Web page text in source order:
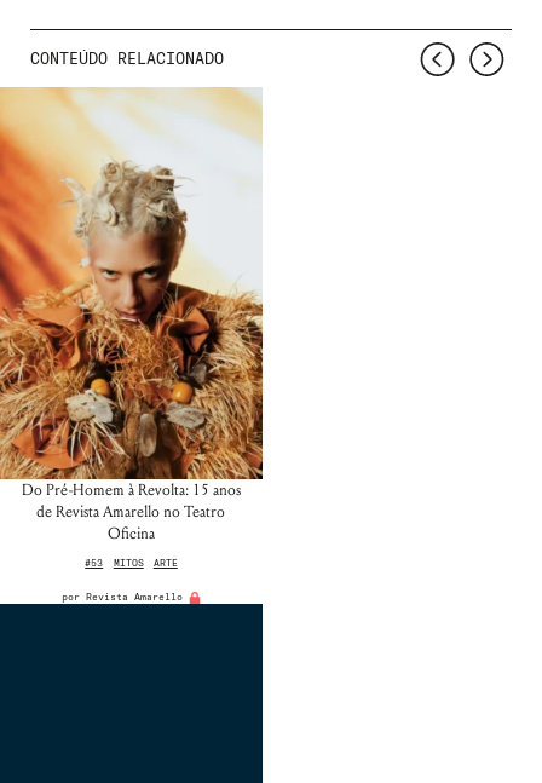
CONTEÚDO RELACIONADO
Do Pré-Homem à Revolta: 15 anos
de Revista Amarello no Teatro
Oficina
#53 MITOS ARTE
por Revista Amarello